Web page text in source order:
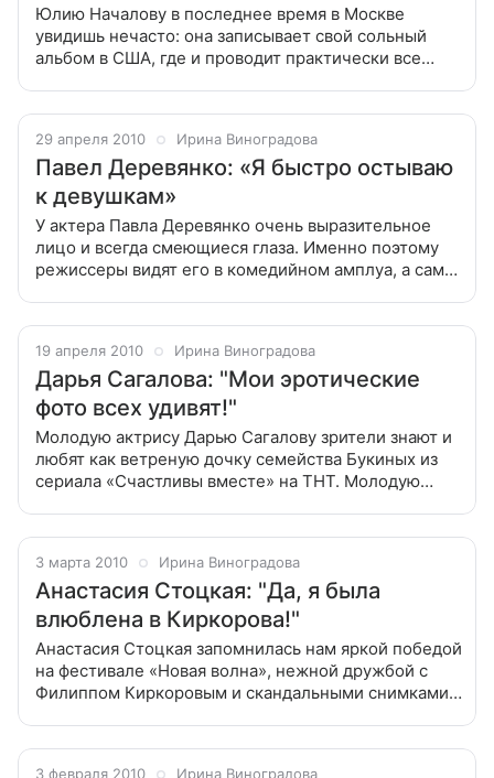
Юлию Началову в последнее время в Москве
увидишь нечасто: она записывает свой сольный
альбом в США, где и проводит практически все
29 апреля 2010 Ирина Виноградова
Павел Деревянко: «Я быстро остываю
к девушкам»
У актера Павла Деревянко очень выразительное
лицо и всегда смеющиеся глаза. Именно поэтому
режиссеры видят его в комедийном амплуа, а сам
19 апреля 2010 Ирина Виноградова
Дарья Сагалова: "Мои эротические
фото всех удивят!"
Молодую актрису Дарью Сагалову зрители знают и
любят как ветреную дочку семейства Букиных из
сериала «Счастливы вместе» на ТНТ. Молодую
3 марта 2010 Ирина Виноградова
Анастасия Стоцкая: "Да, я была
влюблена в Киркорова!"
Анастасия Стоцкая запомнилась нам яркой победой
на фестивале «Новая волна», нежной дружбой с
Филиппом Киркоровым и скандальными снимками с
3 февраля 2010 Ирина Виноградова